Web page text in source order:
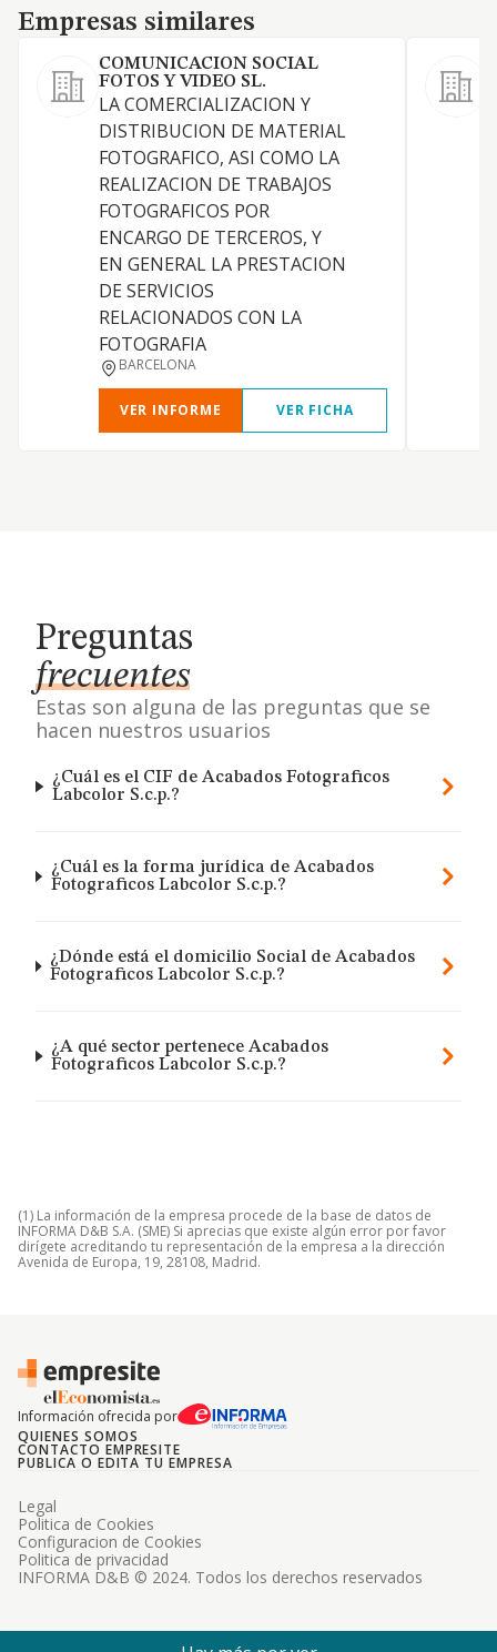
Empresas similares
Empresas similares
COMUNICACION SOCIAL
FOTOS Y VIDEO SL.
LA COMERCIALIZACION Y
DISTRIBUCION DE MATERIAL
FOTOGRAFICO, ASI COMO LA
REALIZACION DE TRABAJOS
FOTOGRAFICOS POR
ENCARGO DE TERCEROS, Y
EN GENERAL LA PRESTACION
DE SERVICIOS
RELACIONADOS CON LA
FOTOGRAFIA
BARCELONA
VER INFORME VER FICHA
Preguntas
frecuentes
Estas son alguna de las preguntas que se
hacen nuestros usuarios
¿Cuál es el CIF de Acabados Fotograficos
Labcolor S.c.p.?
¿Cuál es la forma jurídica de Acabados
Fotograficos Labcolor S.c.p.?
¿Dónde está el domicilio Social de Acabados
Fotograficos Labcolor S.c.p.?
¿A qué sector pertenece Acabados
Fotograficos Labcolor S.c.p.?
(1) La información de la empresa procede de la base de datos de
INFORMA D&B S.A. (SME) Si aprecias que existe algún error por favor
dirígete acreditando tu representación de la empresa a la dirección
Avenida de Europa, 19, 28108, Madrid.
Información ofrecida por
QUIENES SOMOS
CONTACTO EMPRESITE
PUBLICA O EDITA TU EMPRESA
INFORMA D&B © 2024. Todos los derechos reservados
Legal
Politica de Cookies
Configuracion de Cookies
Politica de privacidad